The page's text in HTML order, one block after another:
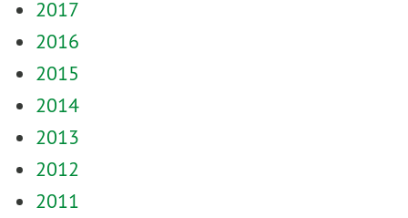
2017
2016
2015
2014
2013
2012
2011